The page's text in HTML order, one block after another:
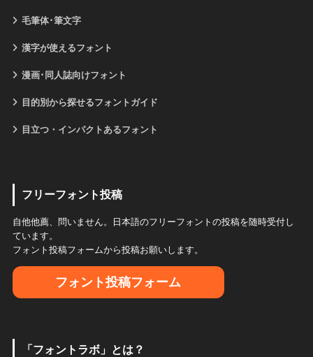
毛筆体･筆文字
漢字が使えるフォント
漫画･同人誌向けフォント
目的別から探せるフォントガイド
目立つ・インパクトあるフォント
フリーフォント投稿
自他他薦、問いません。日本語のフリーフォントの投稿を随時受付し
ています。
フォント投稿フォームから投稿お願いします。
フォント投稿フォーム
「フォントラボ」とは？